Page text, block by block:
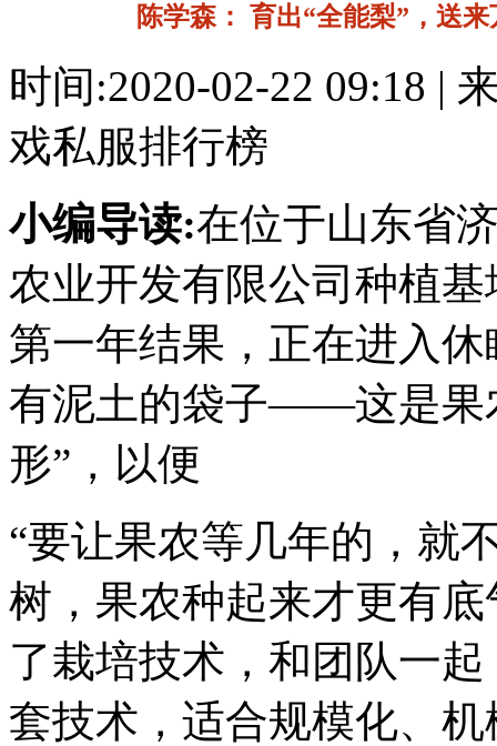
陈学森： 育出“全能梨”，送来
时间:2020-02-22 09:18 |
戏私服排行榜
小编导读:在位于山东省
农业开发有限公司种植
第一年结果，正在进入
有泥土的袋子——这是果
形”，以便
“要让果农等几年的，就
树，果农种起来才更有
了栽培技术，和团队一
套技术，适合规模化、